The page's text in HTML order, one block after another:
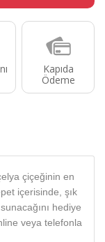
Kapıda
Ödeme
çiçeğinin en
içerisinde, şık
hediye
veya telefonla